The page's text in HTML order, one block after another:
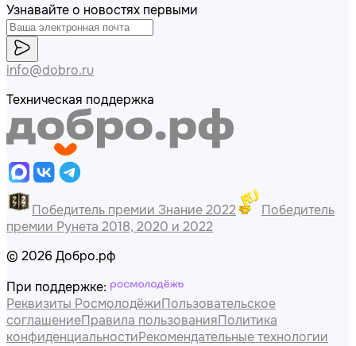
Узнавайте о новостях первыми
info@dobro.ru
Техническая поддержка
Победитель премии Знание 2022
Победитель
премии Рунета 2018, 2020 и 2022
© 2026 Добро.рф
При поддержке:
Реквизиты РосмолодёжиПользовательское
соглашениеПравила пользованияПолитика
конфиденциальностиРекомендательные технологии